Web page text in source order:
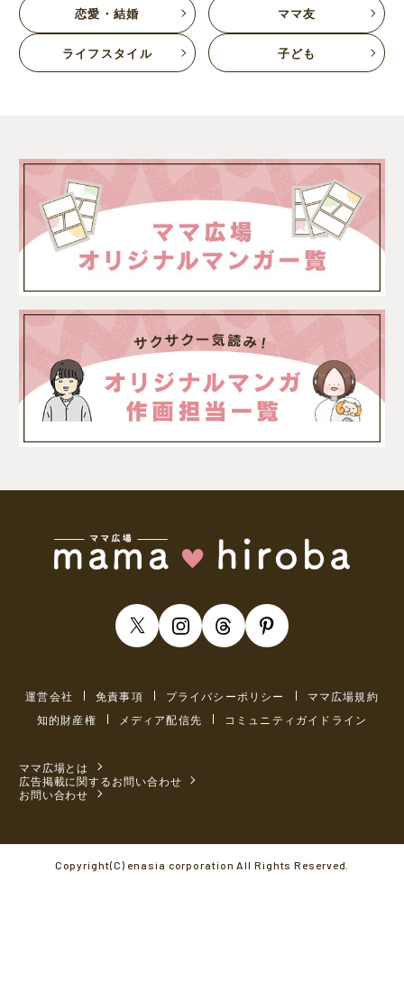
恋愛・結婚 ママ友
ライフスタイル 子ども
運営会社 免責事項 プライバシーポリシー
ママ広場規約
知的財産権
メディア配信先 コミュニティガイドライン
ママ広場とは
広告掲載に関するお問い合わせ
お問い合わせ
Copyright(C) enasia corporation All Rights Reserved.